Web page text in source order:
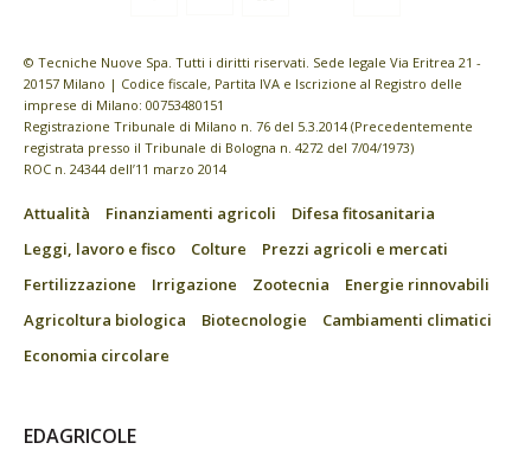
© Tecniche Nuove Spa. Tutti i diritti riservati. Sede legale Via Eritrea 21 -
20157 Milano | Codice fiscale, Partita IVA e Iscrizione al Registro delle
imprese di Milano: 00753480151
Registrazione Tribunale di Milano n. 76 del 5.3.2014 (Precedentemente
registrata presso il Tribunale di Bologna n. 4272 del 7/04/1973)
ROC n. 24344 dell’11 marzo 2014
Attualità Finanziamenti agricoli
Difesa fitosanitaria
Leggi, lavoro e fisco
Colture
Prezzi agricoli e mercati
Fertilizzazione
Irrigazione Zootecnia
Energie rinnovabili
Agricoltura biologica
Biotecnologie
Cambiamenti climatici
Economia circolare
EDAGRICOLE